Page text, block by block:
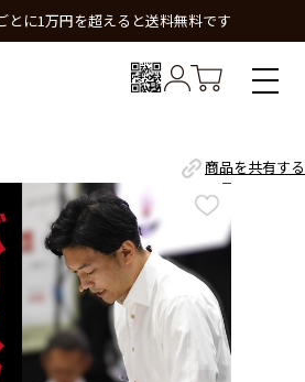
とに1万円を超えると送料無料です
商品を共有する